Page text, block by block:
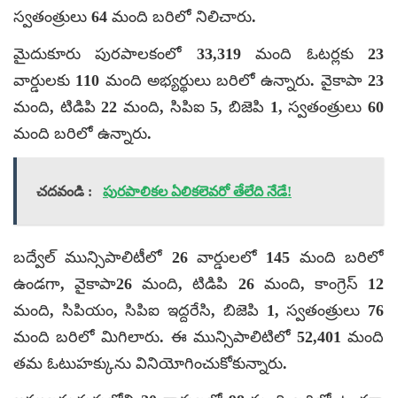
స్వతంత్రులు 64 మంది బరిలో నిలిచారు.
మైదుకూరు పురపాలకంలో 33,319 మంది ఓటర్లకు 23
వార్డులకు 110 మంది అభ్యర్థులు బరిలో ఉన్నారు. వైకాపా 23
మంది, టిడిపి 22 మంది, సిపిఐ 5, బిజెపి 1, స్వతంత్రులు 60
మంది బరిలో ఉన్నారు.
చదవండి : పురపాలికల ఏలికలెవరో తేలేది నేడే!
బద్వేల్ మున్సిపాలిటీలో 26 వార్డులలో 145 మంది బరిలో
ఉండగా, వైకాపా26 మంది, టిడిపి 26 మంది, కాంగ్రెస్ 12
మంది, సిపియం, సిపిఐ ఇద్దరేసి, బిజెపి 1, స్వతంత్రులు 76
మంది బరిలో మిగిలారు. ఈ మున్సిపాలిటిలో 52,401 మంది
తమ ఓటుహక్కును వినియోగించుకోకున్నారు.